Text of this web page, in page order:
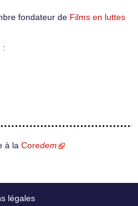
fondateur de Films en luttes
:
à la Coredem
légales